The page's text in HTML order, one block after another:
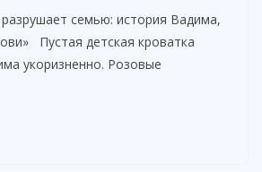
семью: история Вадима,
Пустая детская кроватка
укоризненно. Розовые